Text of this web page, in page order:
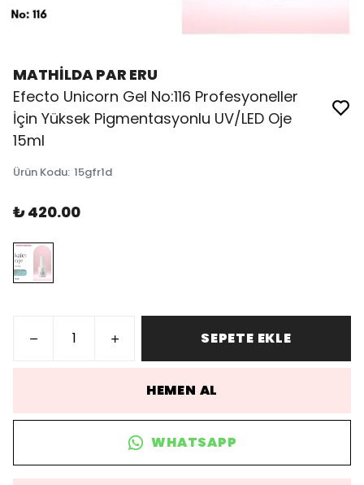
MATHİLDA PAR ERU
Efecto Unicorn Gel No:116 Profesyoneller
İçin Yüksek Pigmentasyonlu UV/LED Oje
15ml
Ürün Kodu: 15gfr1d
₺ 420.00
SEPETE EKLE
HEMEN AL
WHATSAPP